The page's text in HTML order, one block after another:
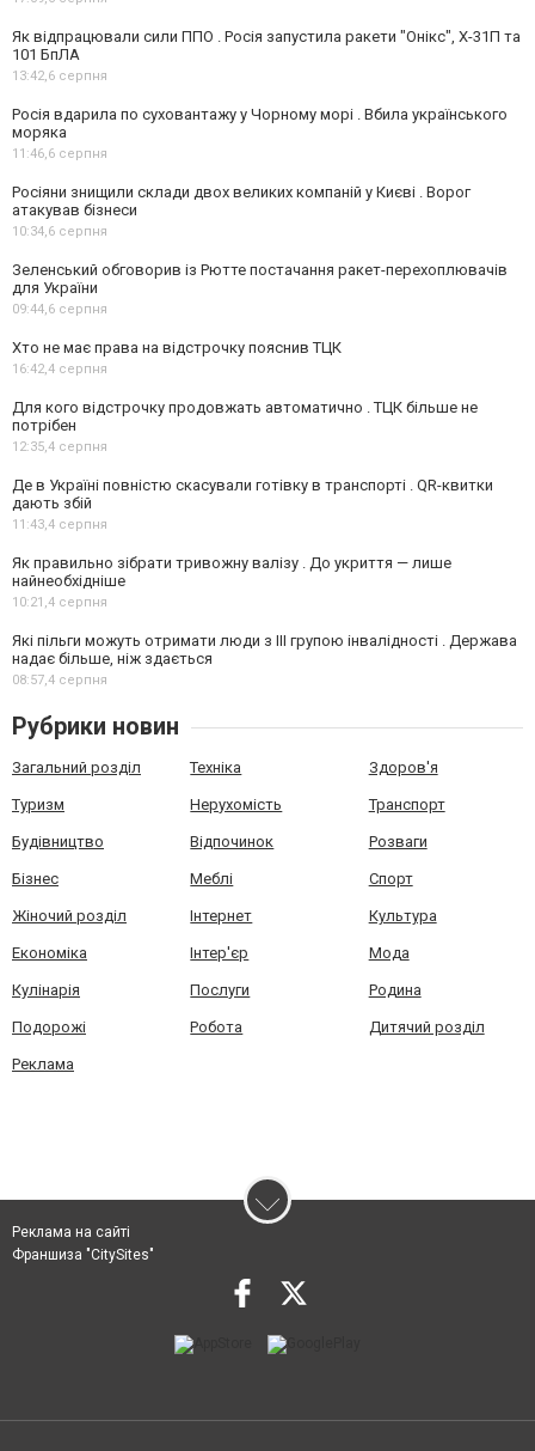
Як відпрацювали сили ППО . Росія запустила ракети "Онікс", Х-31П та
101 БпЛА
13:42,6 серпня
Росія вдарила по суховантажу у Чорному морі . Вбила українського
моряка
11:46,6 серпня
Росіяни знищили склади двох великих компаній у Києві . Ворог
атакував бізнеси
10:34,6 серпня
Зеленський обговорив із Рютте постачання ракет-перехоплювачів
для України
09:44,6 серпня
Хто не має права на відстрочку пояснив ТЦК
16:42,4 серпня
Для кого відстрочку продовжать автоматично . ТЦК більше не
потрібен
12:35,4 серпня
Де в Україні повністю скасували готівку в транспорті . QR-квитки
дають збій
11:43,4 серпня
Як правильно зібрати тривожну валізу . До укриття — лише
найнеобхідніше
10:21,4 серпня
Які пільги можуть отримати люди з III групою інвалідності . Держава
надає більше, ніж здається
08:57,4 серпня
Рубрики новин
Загальний розділ Техніка Здоров'я
Туризм Нерухомість Транспорт
Будівництво Відпочинок Розваги
Бізнес Меблі Спорт
Жіночий розділ Інтернет Культура
Економіка Інтер'єр Мода
Кулінарія Послуги Родина
Подорожі Робота Дитячий розділ
Реклама
Реклама на сайті
Франшиза "CitySites"